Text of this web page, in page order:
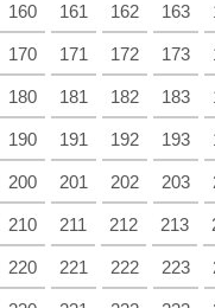
160 161 162 163
170 171 172 173
180 181 182 183
190 191 192 193
200 201 202 203
210 211 212 213
220 221 222 223